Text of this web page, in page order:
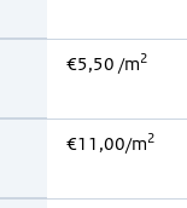
€5,50 /m2
€11,00/m2